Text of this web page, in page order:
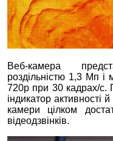
Веб-камера
роздільністю 1,3 Мп і
720p при 30 кадрах/с.
індикатор активності
камери цілком
відеодзвінків.